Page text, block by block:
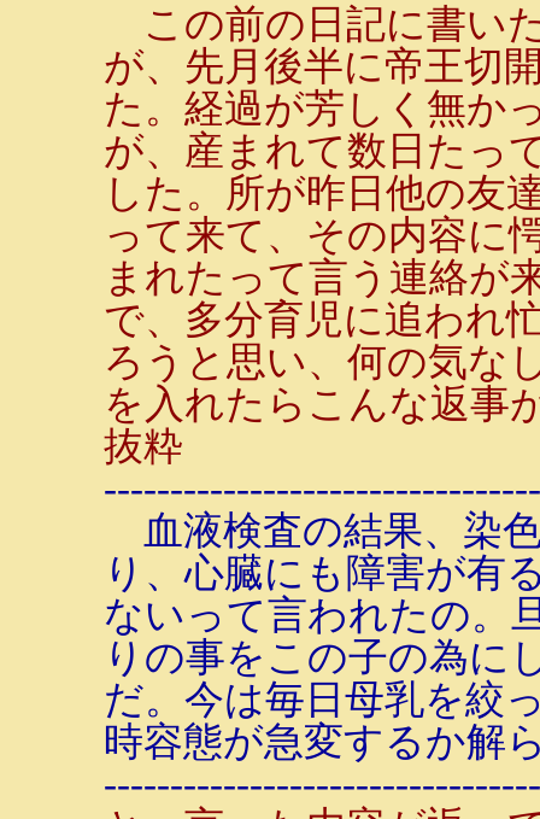
この前の日記に書い
が、先月後半に帝王切
た。経過が芳しく無か
が、産まれて数日たっ
した。所が昨日他の友
って来て、その内容に
まれたって言う連絡が
で、多分育児に追われ
ろうと思い、何の気な
を入れたらこんな返事
抜粋
血液検査の結果、染
り、心臓にも障害が有
ないって言われたの。
りの事をこの子の為に
だ。今は毎日母乳を絞
時容態が急変するか解